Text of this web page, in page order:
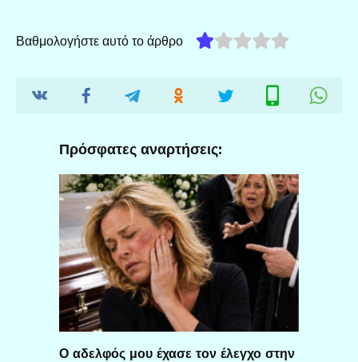
Βαθμολογήστε αυτό το άρθρο
Πρόσφατες αναρτήσεις:
Ο αδελφός μου έχασε τον έλεγχο στην